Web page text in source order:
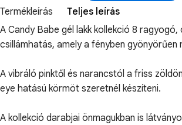
Termékleírás
Teljes leírás
A Candy Babe gél lakk kollekció 8
csillámhatás, amely a fényben
A vibráló pinktől és narancstól a friss
eye hatású körmöt szeretnél készíteni.
A kollekció darabjai önmagukban is